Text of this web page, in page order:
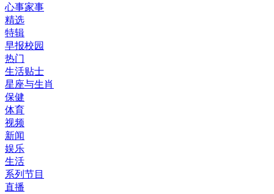
心事家事
精选
特辑
早报校园
热门
生活贴士
星座与生肖
保健
体育
视频
新闻
娱乐
生活
系列节目
直播